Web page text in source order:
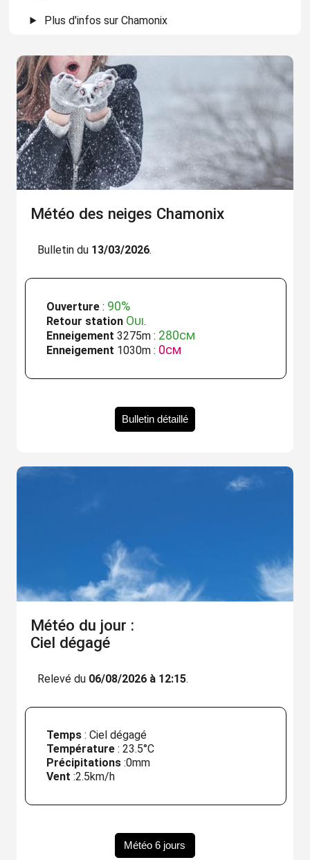
Plus d'infos sur Chamonix
Météo des neiges Chamonix
Bulletin du 13/03/2026.
Ouverture: 90%
Retour station Oui.
Enneigement 3275m : 280cm
Enneigement 1030m : 0cm
Bulletin détaillé
Météo du jour :
Ciel dégagé
Relevé du 06/08/2026 à 12:15.
Temps: Ciel dégagé
Température: 23.5°C
Précipitations:0mm
Vent :2.5km/h
Météo 6 jours